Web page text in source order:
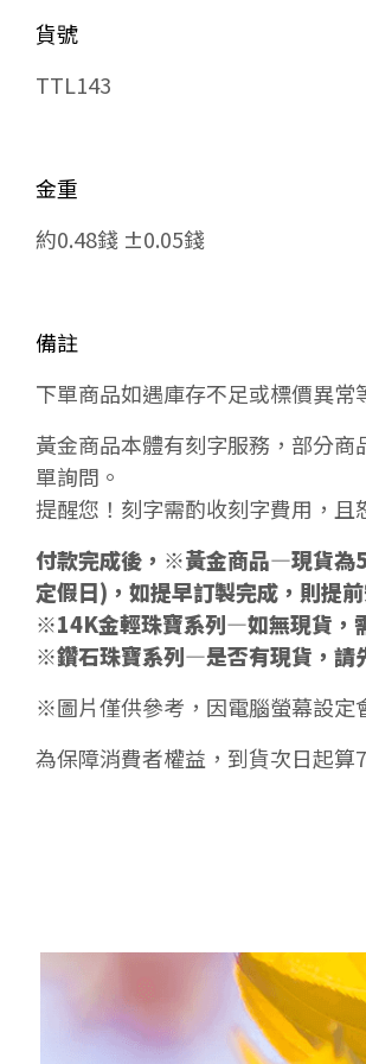
貨號
TTL143
金重
約0.48錢 ±0.05錢
備註
下單商品如遇庫存不足或標價異常
黃金商品本體有刻字服務，部分
單詢問。
提醒您！刻字需酌收刻字費用，且
付款完成後，※黃金商品—現貨為
定假日)，如提早訂製完成，則提
※14K金輕珠寶系列—如無現貨，
※鑽石珠寶系列—是否有現貨，請
※圖片僅供參考，因電腦螢幕設定
為保障消費者權益，到貨次日起算